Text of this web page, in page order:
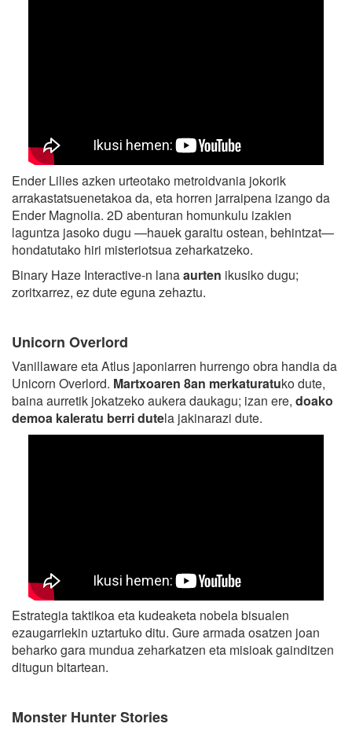
Ender Lilies azken urteotako metroidvania jokorik
arrakastatsuenetakoa da, eta horren jarraipena izango da
Ender Magnolia. 2D abenturan homunkulu izakien
laguntza jasoko dugu —hauek garaitu ostean, behintzat—
hondatutako hiri misteriotsua zeharkatzeko.
Binary Haze Interactive-n lanaaurten ikusiko dugu;
zoritxarrez, ez dute eguna zehaztu.
Unicorn Overlord
Vanillaware eta Atlus japoniarren hurrengo obra handia da
Unicorn Overlord. Martxoaren 8an merkaturatuko dute,
baina aurretik jokatzeko aukera daukagu; izan ere, doako
demoa kaleratu berri dutela jakinarazi dute.
Estrategia taktikoa eta kudeaketa nobela bisualen
ezaugarriekin uztartuko ditu. Gure armada osatzen joan
beharko gara mundua zeharkatzen eta misioak gainditzen
ditugun bitartean.
Monster Hunter Stories